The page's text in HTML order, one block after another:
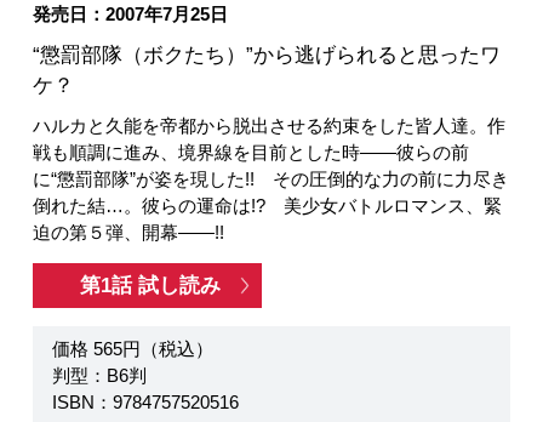
発売日：2007年7月25日
“懲罰部隊（ボクたち）”から逃げられると思ったワ
ケ？
ハルカと久能を帝都から脱出させる約束をした皆人達。作
戦も順調に進み、境界線を目前とした時――彼らの前
に“懲罰部隊”が姿を現した!! その圧倒的な力の前に力尽き
倒れた結…。彼らの運命は!? 美少女バトルロマンス、緊
迫の第５弾、開幕――!!
第1話 試し読み
価格 565円（税込）
判型：B6判
ISBN：9784757520516